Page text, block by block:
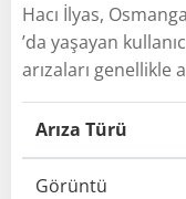
Hacı İlyas,
’da yaşayan
arızaları genellikle
Arıza Türü
Görüntü